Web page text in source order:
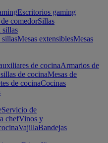
Escritorios gaming
comedorSillas
sillas
sillasMesas extensiblesMesas
de cocinaArmarios de
de cocinaMesas de
de cocinaCocinas
Servicio de
chefVinos y
VajillaBandejas